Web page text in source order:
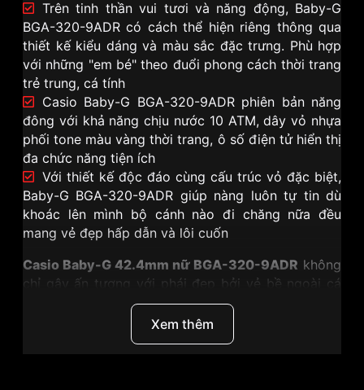
Trên tinh thần vui tươi và năng động, Baby-G
BGA-320-9ADR có cách thể hiện riêng thông qua
thiết kế kiểu dáng và màu sắc đặc trưng. Phù hợp
với những "em bé" theo đuổi phong cách thời trang
trẻ trung, cá tính
Casio Baby-G BGA-320-9ADR phiên bản năng
đông với khả năng chịu nước 10 ATM, dây vỏ nhựa
phối tone màu vàng thời trang, ô số điện tử hiển thị
đa chức năng tiện ích
Với thiết kế độc đáo cùng cấu trúc vỏ đặc biệt,
Baby-G BGA-320-9ADR giúp nàng luôn tự tin dù
khoác lên mình bộ cánh nào đi chăng nữa đều
mang vẻ đẹp hấp dẫn và lôi cuốn
Casio Baby-G 42.4mm nữ BGA-320-9ADR không
chỉ gây ấn tượng với phái đẹp bởi vẻ bề ngoài cá
tính nhưng vẫn phảng phất vẻ đẹp dịu dàng, đẹp
mắt. Chiếc đồng hồ thời trang này còn được trang
bị hàng loạt tính năng nổi trội, giúp các cô nàng
Xem thêm